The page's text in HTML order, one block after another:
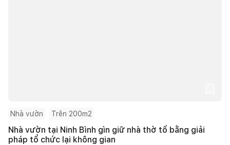
Nhà vườn Trên 200m2
Nhà vườn tại Ninh Bình gìn giữ nhà thờ tổ bằng giải
pháp tổ chức lại không gian